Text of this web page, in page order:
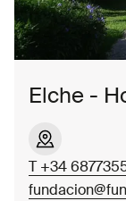
Elche -
T +34